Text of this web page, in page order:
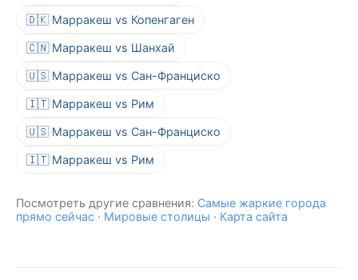
🇩🇰 Марракеш vs Копенгаген
🇨🇳 Марракеш vs Шанхай
🇺🇸 Марракеш vs Сан-Франциско
🇮🇹 Марракеш vs Рим
🇺🇸 Марракеш vs Сан-Франциско
🇮🇹 Марракеш vs Рим
Посмотреть другие сравнения: Самые жаркие города
прямо сейчас · Мировые столицы · Карта сайта